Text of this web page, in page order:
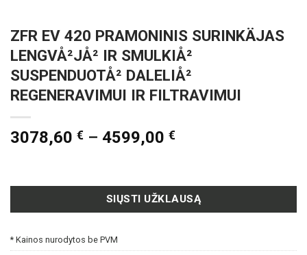
ZFR EV 420 PRAMONINIS SURINKÄJAS
LENGVÅ²JÅ² IR SMULKIÅ²
SUSPENDUOTÅ² DALELIÅ²
REGENERAVIMUI IR FILTRAVIMUI
3078,60 € – 4599,00 €
SIŲSTI UŽKLAUSĄ
* Kainos nurodytos be PVM